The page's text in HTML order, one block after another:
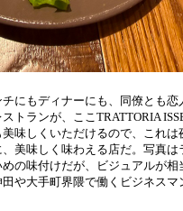
にもディナーにも、同僚とも
トランが、ここTRATTORIA
味しくいただけるので、これ
美味しく味わえる店だ。写真
の味付けだが、ビジュアルが
や大手町界隈で働くビジネス